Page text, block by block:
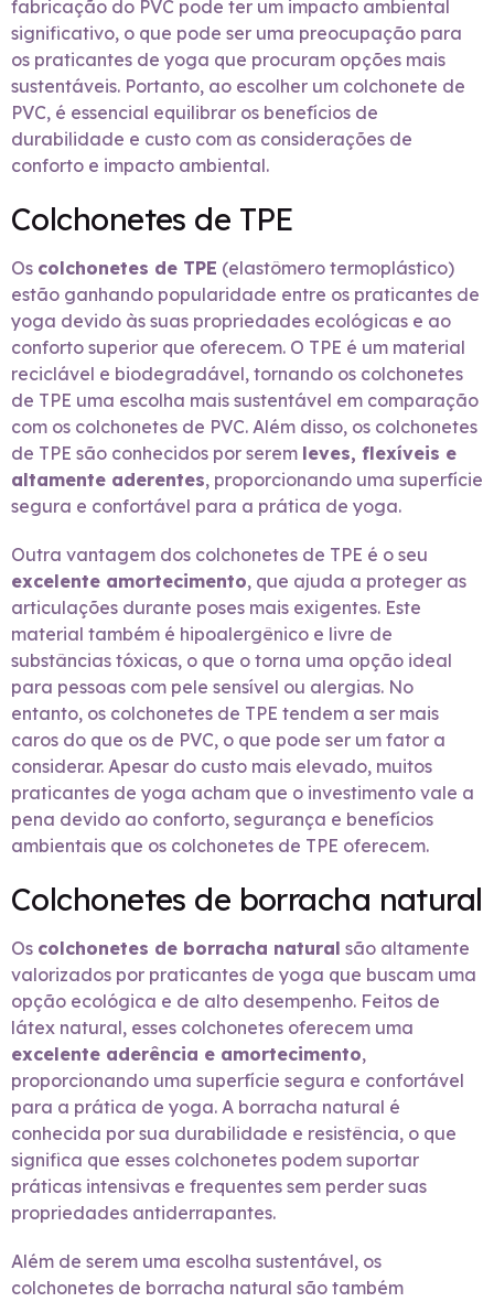
fabricação do PVC pode ter um impacto ambiental
significativo, o que pode ser uma preocupação para
os praticantes de yoga que procuram opções mais
sustentáveis. Portanto, ao escolher um colchonete de
PVC, é essencial equilibrar os benefícios de
durabilidade e custo com as considerações de
conforto e impacto ambiental.
Colchonetes de TPE
Os colchonetes de TPE (elastômero termoplástico)
estão ganhando popularidade entre os praticantes de
yoga devido às suas propriedades ecológicas e ao
conforto superior que oferecem. O TPE é um material
reciclável e biodegradável, tornando os colchonetes
de TPE uma escolha mais sustentável em comparação
com os colchonetes de PVC. Além disso, os colchonetes
de TPE são conhecidos por serem leves, flexíveis e
altamente aderentes, proporcionando uma superfície
segura e confortável para a prática de yoga.
Outra vantagem dos colchonetes de TPE é o seu
excelente amortecimento, que ajuda a proteger as
articulações durante poses mais exigentes. Este
material também é hipoalergênico e livre de
substâncias tóxicas, o que o torna uma opção ideal
para pessoas com pele sensível ou alergias. No
entanto, os colchonetes de TPE tendem a ser mais
caros do que os de PVC, o que pode ser um fator a
considerar. Apesar do custo mais elevado, muitos
praticantes de yoga acham que o investimento vale a
pena devido ao conforto, segurança e benefícios
ambientais que os colchonetes de TPE oferecem.
Colchonetes de borracha natural
Os colchonetes de borracha natural são altamente
valorizados por praticantes de yoga que buscam uma
opção ecológica e de alto desempenho. Feitos de
látex natural, esses colchonetes oferecem uma
excelente aderência e amortecimento,
proporcionando uma superfície segura e confortável
para a prática de yoga. A borracha natural é
conhecida por sua durabilidade e resistência, o que
significa que esses colchonetes podem suportar
práticas intensivas e frequentes sem perder suas
propriedades antiderrapantes.
Além de serem uma escolha sustentável, os
colchonetes de borracha natural são também